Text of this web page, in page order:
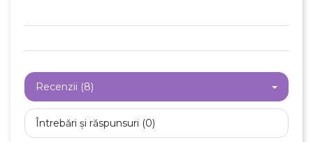
Recenzii (8)
Întrebări și răspunsuri (0)